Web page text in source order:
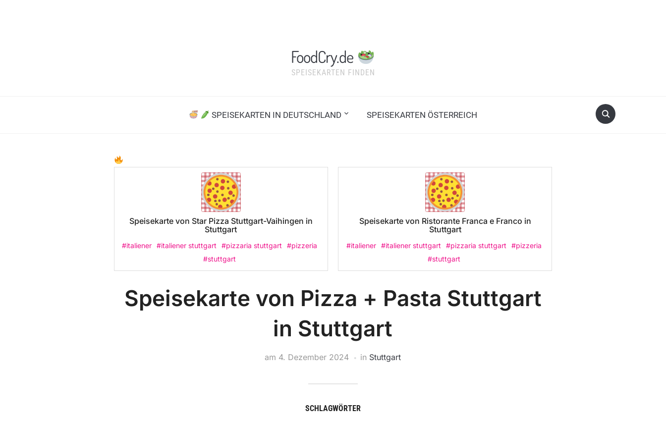
FoodCry.de
SPEISEKARTEN FINDEN
SPEISEKARTEN IN DEUTSCHLAND SPEISEKARTEN ÖSTERREICH
Speisekarte von Star Pizza Stuttgart-Vaihingen in
Stuttgart
#italiener #italiener stuttgart #pizzaria stuttgart
#pizzeria
#stuttgart
Speisekarte von Ristorante Franca e Franco in
Stuttgart
#italiener #italiener stuttgart #pizzaria stuttgart
#pizzeria
#stuttgart
Speisekarte von Pizza + Pasta Stuttgart
in Stuttgart
am 4. Dezember 2024 in Stuttgart
SCHLAGWÖRTER